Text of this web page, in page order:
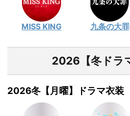
MISS KING 九条の大罪
2026【冬ドラ
2026冬【月曜】ドラマ衣装